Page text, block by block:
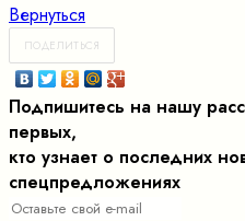
Вернуться
ПОДЕЛИТЬСЯ
Подпишитесь на нашу
первых,
кто узнает о последних
спецпредложениях